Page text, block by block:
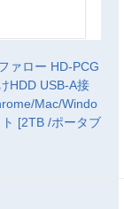
ァロー HD-PCG
HDD USB-A接
Mac/Windo
[2TB /ポータブ